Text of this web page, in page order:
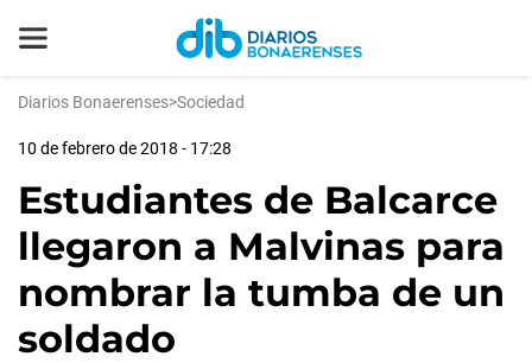
Diarios Bonaerenses>Sociedad
10 de febrero de 2018 - 17:28
Estudiantes de Balcarce
llegaron a Malvinas para
nombrar la tumba de un
soldado